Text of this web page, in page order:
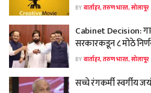
BYवार्ताहर, तरुण भारत, सोलापूर
Cabinet Decision:
सरकारकडून ८ मोठे
BYवार्ताहर, तरुण भारत, सोलापूर
सच्चे रंगकर्मी स्वर्गीय